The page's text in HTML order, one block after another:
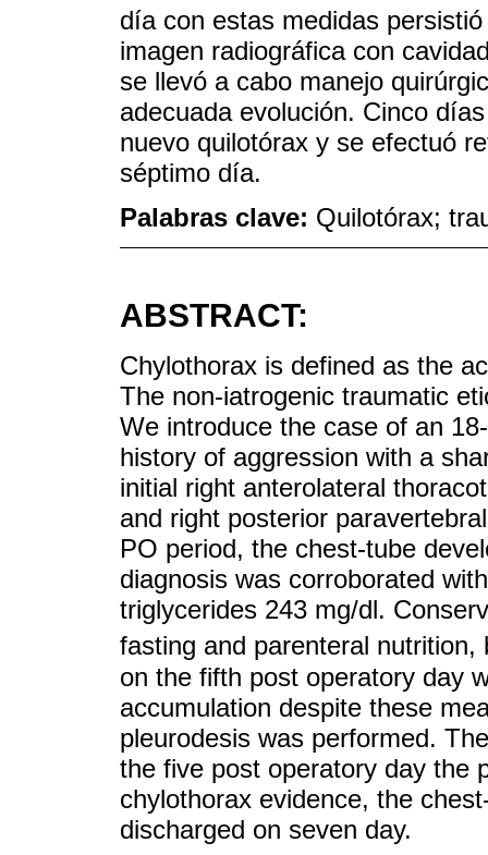
día con estas medidas
imagen radiográfica con
se llevó a cabo manejo
adecuada evolución. Cinco
nuevo quilotórax y se efectuó
séptimo día.
Palabras clave: Quilotórax;
ABSTRACT:
Chylothorax is defined as the
The non-iatrogenic traumatic
We introduce the case of an
history of aggression with a
initial right anterolateral
and right posterior
PO period, the chest-tube
diagnosis was corroborated
triglycerides 243 mg/dl.
fasting and parenteral
on the fifth post operatory day
accumulation despite these
pleurodesis was performed.
the five post operatory day the
chylothorax evidence, the
discharged on seven day.